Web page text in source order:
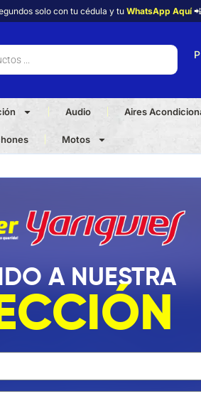
solo con tu cédula y tu WhatsApp Aquí
Audio Aires
Motos
A NUESTRA